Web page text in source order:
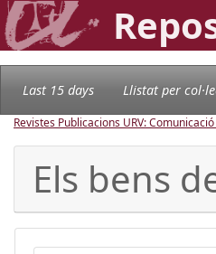
Last 15 days Llistat per
Revistes Publicacions URV:
Els bens